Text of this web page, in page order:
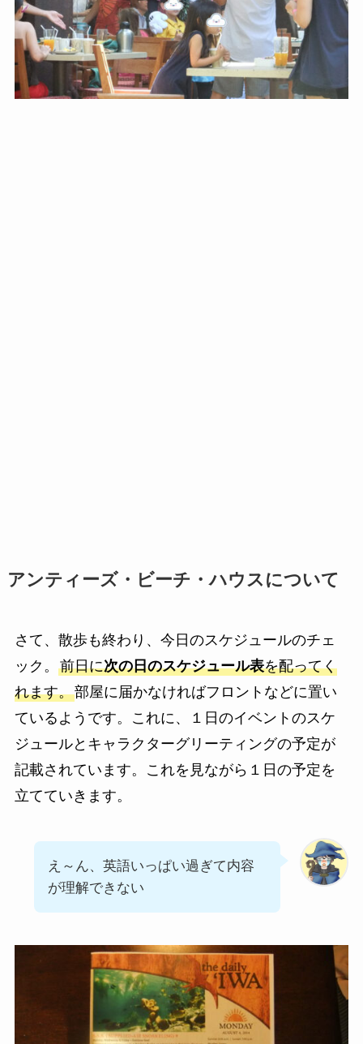
アンティーズ・ビーチ・ハウスについて
さて、散歩も終わり、今日のスケジュールのチェ
ック。 前日に次の日のスケジュール表を配ってく
れます。部屋に届かなければフロントなどに置い
ているようです。これに、１日のイベントのスケ
ジュールとキャラクターグリーティングの予定が
記載されています。これを見ながら１日の予定を
立てていきます。
え～ん、英語いっぱい過ぎて内容
が理解できない